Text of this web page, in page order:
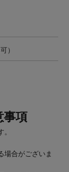
）
事項
場合がございま